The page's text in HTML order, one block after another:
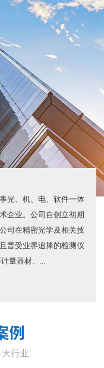
光、机、电、软件一体
企业。公司自创立初期
司在精密光学及相关技
普受业界追捧的检测仪
量器材、...